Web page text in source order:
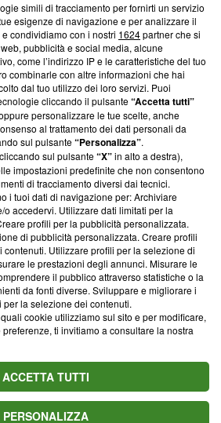
trasparenti su Blasting
editoriali e su come ci impegniamo a
afferma la nostra aderenza a
Integrity’Blasting News non è
ma ha richiesto di farne
ha ancora effettuato una verifica di
Via Carlo Frasca, 3 - 6900
+39 0690258937
simili di tracciamento per fornirti un servizio
esigenze di navigazione e per analizzare il
condividiamo con i nostri 1624partner che si
pubblicità e social media, alcune
come l’indirizzo IP e le caratteristiche del tuo
combinarle con altre informazioni che hai
dal tuo utilizzo dei loro servizi. Puoi
cliccando il pulsante“Accetta tutti”
personalizzare le tue scelte, anche
al trattamento dei dati personali da
sul pulsante“Personalizza”.
sul pulsante“X”in alto a destra),
impostazioni predefinite che non consentono
di tracciamento diversi dai tecnici.
i tuoi dati di navigazione per: Archiviare
accedervi. Utilizzare dati limitati per la
profili per la pubblicità personalizzata.
di pubblicità personalizzata. Creare profili
Utilizzare profili per la selezione di
le prestazioni degli annunci. Misurare le
il pubblico attraverso statistiche o la
da fonti diverse. Sviluppare e migliorare i
la selezione dei contenuti.
cookie utilizziamo sul sito e per modificare,
ti invitiamo a consultare la nostra
ACCETTA TUTTI
PERSONALIZZA